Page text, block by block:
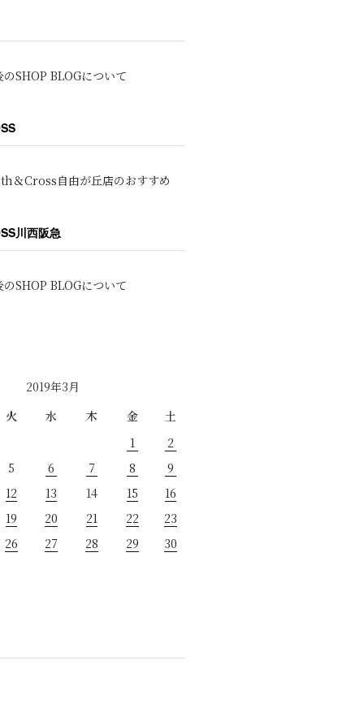
のSHOP BLOGについて
＆Cross自由が丘店のおすすめ
川西阪急
のSHOP BLOGについて
2019年3月
火 水 木 金
土
1
2
5 6 7 8
9
12 13 14 15
16
19 20 21 22
23
26 27 28 29
30